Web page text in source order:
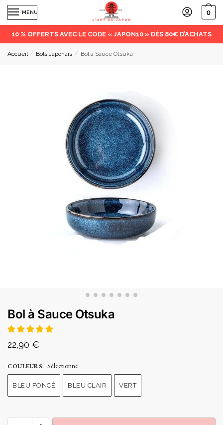
MENU 0
10 % OFFERTS AVEC LE CODE « JAPON10 » DÈS 80€ D’ACHATS
Accueil / Bols Japonais / Bol à Sauce Otsuka
Bol à Sauce Otsuka
22,90 €
COULEURS: Sélectionne
BLEU FONCÉ BLEU CLAIR VERT